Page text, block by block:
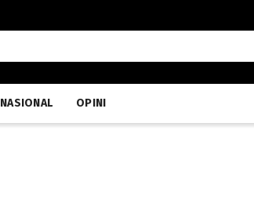
NASIONAL OPINI